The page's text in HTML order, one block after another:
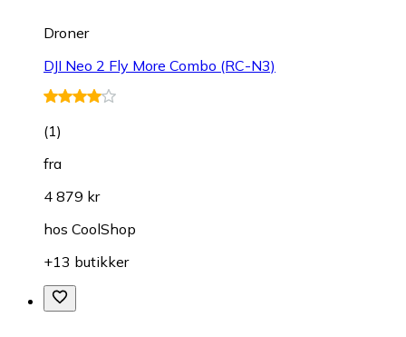
Droner
DJI Neo 2 Fly More Combo (RC-N3)
(1)
fra
4 879 kr
hos CoolShop
+13 butikker